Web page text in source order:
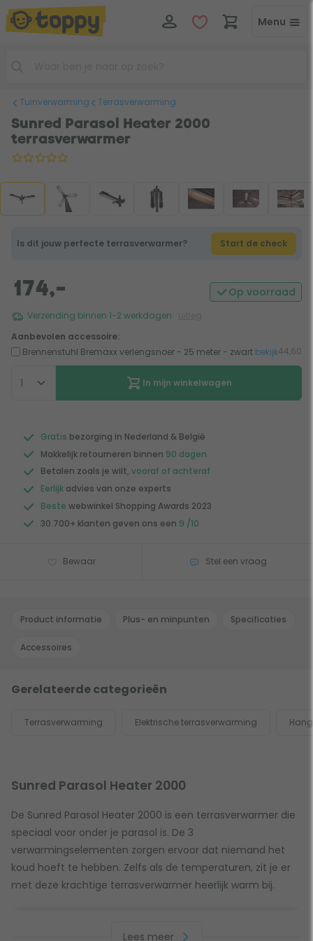
Menu
Tuinverwarming Terrasverwarming
Sunred Parasol Heater 2000
terrasverwarmer
Is dit jouw perfecte terrasverwarmer? Start de check
174,- Op voorraad
Verzending binnen 1-2 werkdagen
Aanbevolen accessoire:
Brennenstuhl Bremaxx verlengsnoer - 25 meter - zwart bekijk44,60
In mijn winkelwagen
Gratis bezorging in Nederland & België
Makkelijk retourneren binnen 90 dagen
Betalen zoals je wilt, vooraf of achteraf
Eerlijk advies van onze experts
Beste webwinkel Shopping Awards 2023
30.700+ klanten geven ons een 9 /10
Bewaar Stel een vraag
Product informatie Plus- en minpunten Specificaties
Accessoires
Gerelateerde categorieën
Terrasverwarming Elektrische terrasverwarming
Sunred Parasol Heater 2000
De Sunred Parasol Heater 2000 is een terrasverwarmer die
speciaal voor onder je parasol is. De 3
verwarmingselementen zorgen ervoor dat niemand het
koud hoeft te hebben. Zelfs als de temperaturen, zit je er
met deze krachtige terrasverwarmer heerlijk warm bij.
Lees meer